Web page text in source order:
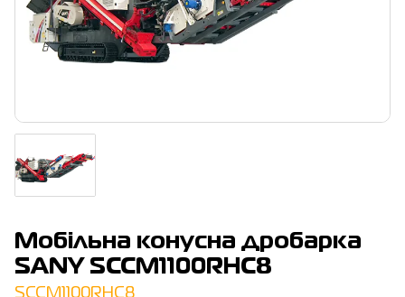
Мобільна конусна дробарка
SANY SCCM1100RHC8
SCCM1100RHC8